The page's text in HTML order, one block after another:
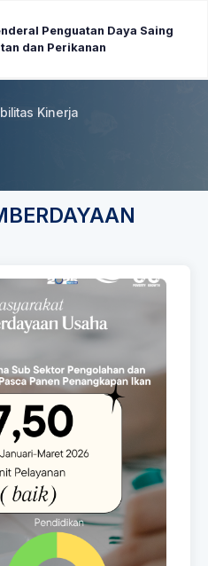
Penguatan Daya Saing
dan Perikanan
Kinerja